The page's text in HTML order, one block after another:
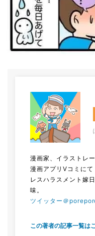
漫画家、イラストレー
漫画アプリVコミに
レスハラスメント嫁
味。
ツイッター＠
この著者の記事一覧は